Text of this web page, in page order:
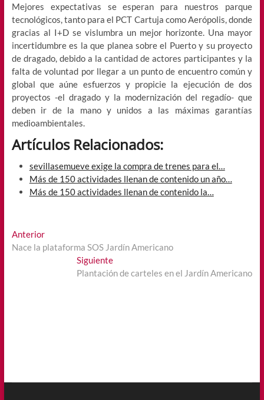
Mejores expectativas se esperan para nuestros parque
tecnológicos, tanto para el PCT Cartuja como Aerópolis, donde
gracias al I+D se vislumbra un mejor horizonte. Una mayor
incertidumbre es la que planea sobre el Puerto y su proyecto
de dragado, debido a la cantidad de actores participantes y la
falta de voluntad por llegar a un punto de encuentro común y
global que aúne esfuerzos y propicie la ejecución de dos
proyectos -el dragado y la modernización del regadío- que
deben ir de la mano y unidos a las máximas garantías
medioambientales.
Artículos Relacionados:
sevillasemueve exige la compra de trenes para el…
Más de 150 actividades llenan de contenido un año…
Más de 150 actividades llenan de contenido la…
Navegación
de
AnteriorEntrada
anterior:
Nace la plataforma SOS Jardín Americano
SiguienteEntrada
siguiente:
Plantación de carteles en el Jardín Americano